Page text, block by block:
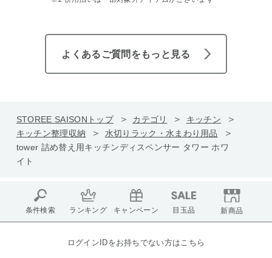
よくあるご質問をもっと見る
STOREE SAISONトップ カテゴリ
キッチン
キッチン整理収納
水切りラック・水まわり用品
tower 詰め替え用キッチンディスペンサー タワー ホワ
イト
条件検索 ランキング キャンペーン 目玉品 新商品
ログインIDをお持ちでない方はこちら